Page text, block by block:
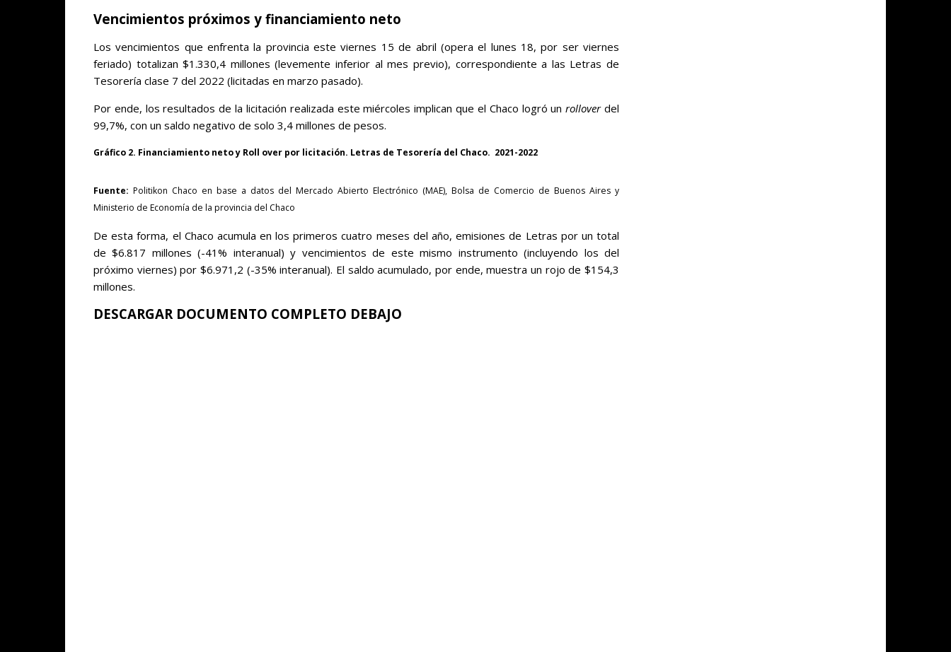
Vencimientos próximos y financiamiento neto
Los vencimientos que enfrenta la provincia este viernes 15 de abril (opera el lunes 18, por ser viernes
feriado) totalizan $1.330,4 millones (levemente inferior al mes previo), correspondiente a las Letras de
Tesorería clase 7 del 2022 (licitadas en marzo pasado).
Por ende, los resultados de la licitación realizada este miércoles implican que el Chaco logró unrolloverdel
99,7%, con un saldo negativo de solo 3,4 millones de pesos.
Gráfico 2. Financiamiento neto y Roll over por licitación. Letras de Tesorería del Chaco. 2021-2022
Fuente: Politikon Chaco en base a datos del Mercado Abierto Electrónico (MAE), Bolsa de Comercio de Buenos Aires y
Ministerio de Economía de la provincia del Chaco
De esta forma, el Chaco acumula en los primeros cuatro meses del año, emisiones de Letras por un total
de $6.817 millones (-41% interanual) y vencimientos de este mismo instrumento (incluyendo los del
próximo viernes) por $6.971,2 (-35% interanual). El saldo acumulado, por ende, muestra un rojo de $154,3
millones.
DESCARGAR DOCUMENTO COMPLETO DEBAJO